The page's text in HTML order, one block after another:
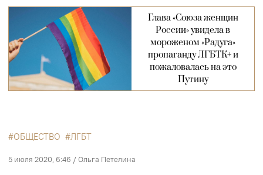
Глава «Союза женщин
России» увидела в
мороженом «Радуга»
пропаганду ЛГБТК+ и
пожаловалась на это
Путину
ОБЩЕСТВО ЛГБТ
5 июля 2020, 6:46 / Ольга Петелина